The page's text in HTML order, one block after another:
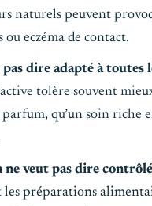
naturels peuvent
eczéma de contact.
dire adapté à toutes
tolère souvent
parfum, qu’un soin riche
ne veut pas dire contrôlé
préparations